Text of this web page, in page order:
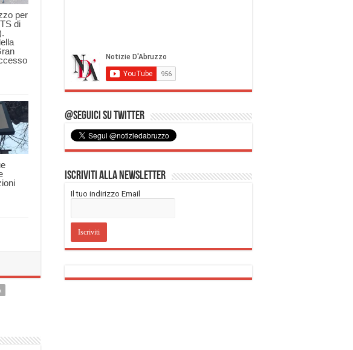
per
di
@Seguici su Twitter
Iscriviti alla Newsletter
Il tuo indirizzo Email